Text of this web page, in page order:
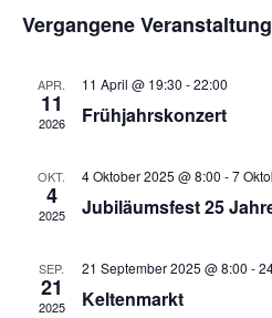
wählen.
Vergangene
APR.
11
2026
11 April @ 19:30 -22:00
Frühjahrskonzert
OKT.
4
2025
4 Oktober 2025 @ 8:00 -7
Jubiläumsfest 25
SEP.
21
2025
21 September 2025 @ 8:00 -
Keltenmarkt